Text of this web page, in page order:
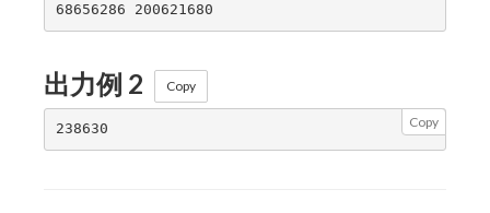
出力例 2 Copy
Copy